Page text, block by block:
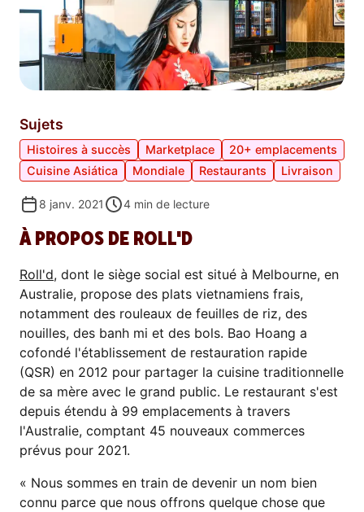
À PROPOS DE ROLL'D
Roll'd, dont le siège social est situé à Melbourne, en
Australie, propose des plats vietnamiens frais,
notamment des rouleaux de feuilles de riz, des
nouilles, des banh mi et des bols. Bao Hoang a
cofondé l'établissement de restauration rapide
(QSR) en 2012 pour partager la cuisine traditionnelle
de sa mère avec le grand public. Le restaurant s'est
depuis étendu à 99 emplacements à travers
l'Australie, comptant 45 nouveaux commerces
prévus pour 2021.
« Nous sommes en train de devenir un nom bien
connu parce que nous offrons quelque chose que
Sujets
Histoires à succès Marketplace
20+ emplacements
Cuisine Asiática
Mondiale Restaurants Livraison
8 janv. 2021 4 min de lecture